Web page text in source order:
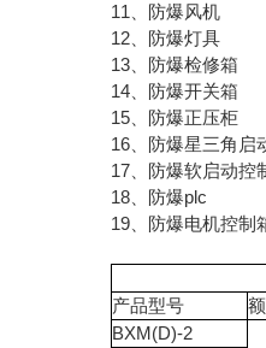
11、防爆风机
12、防爆灯具
13、防爆检修箱
14、防爆开关箱
15、防爆正压柜
16、防爆星三角启
17、防爆软启动控
18、防爆plc
19、防爆电机控制
产品型号
BXM(D)-2